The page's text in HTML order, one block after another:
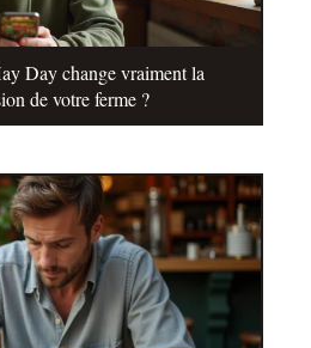
Day change vraiment la
de votre ferme ?